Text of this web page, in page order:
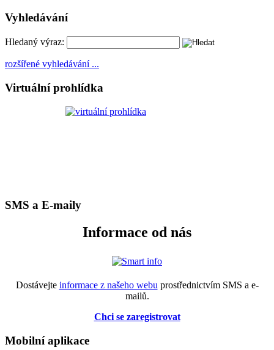
Vyhledávání
Hledaný výraz:
rozšířené vyhledávání ...
Virtuální prohlídka
SMS a E-maily
Informace od nás
Dostávejte informace z našeho webu prostřednictvím SMS a e-
mailů.
Chci se zaregistrovat
Mobilní aplikace